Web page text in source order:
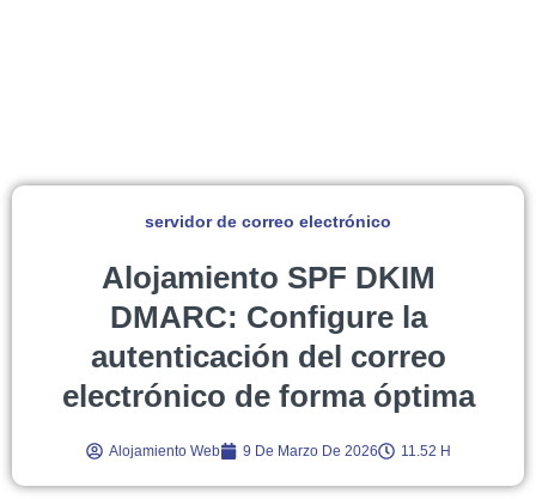
servidor de correo electrónico
Alojamiento SPF DKIM
DMARC: Configure la
autenticación del correo
electrónico de forma óptima
Alojamiento Web 9 De Marzo De 2026 11.52 H